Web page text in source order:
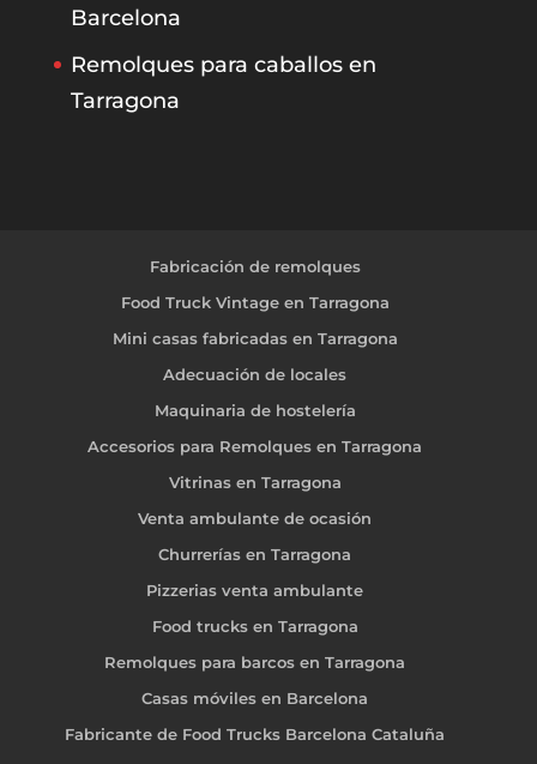
Barcelona
Remolques para caballos en
Tarragona
Fabricación de remolques
Food Truck Vintage en Tarragona
Mini casas fabricadas en Tarragona
Adecuación de locales
Maquinaria de hostelería
Accesorios para Remolques en Tarragona
Vitrinas en Tarragona
Venta ambulante de ocasión
Churrerías en Tarragona
Pizzerias venta ambulante
Food trucks en Tarragona
Remolques para barcos en Tarragona
Casas móviles en Barcelona
Fabricante de Food Trucks Barcelona Cataluña